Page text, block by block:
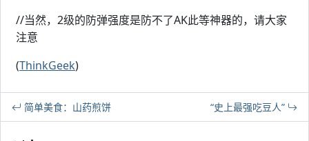
//当然，2级的防弹强度是防不了AK此等神器的，请大家
注意
(ThinkGeek)
简单美食：山药煎饼 “史上最强吃豆人”